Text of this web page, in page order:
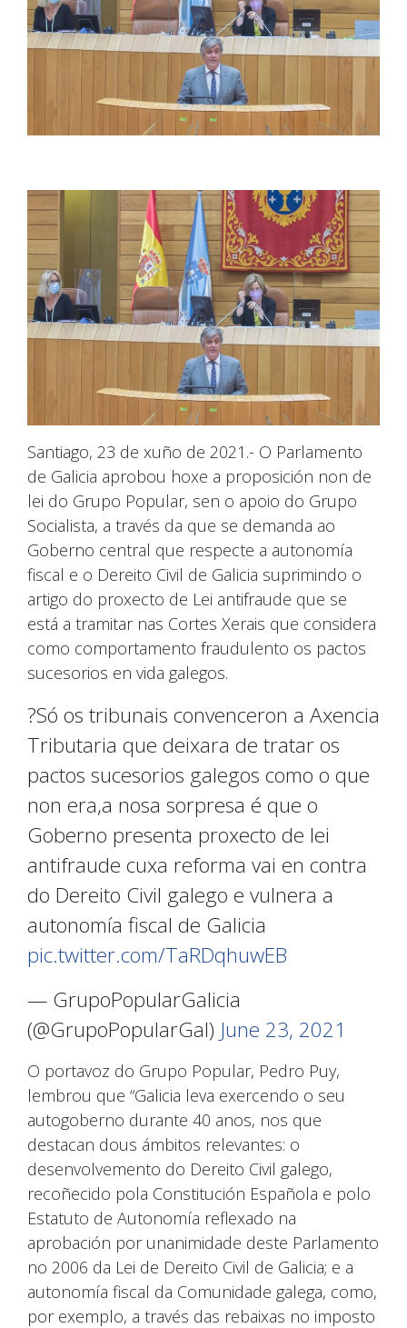
Santiago, 23 de xuño de 2021.- O Parlamento
de Galicia aprobou hoxe a proposición non de
lei do Grupo Popular, sen o apoio do Grupo
Socialista, a través da que se demanda ao
Goberno central que respecte a autonomía
fiscal e o Dereito Civil de Galicia suprimindo o
artigo do proxecto de Lei antifraude que se
está a tramitar nas Cortes Xerais que considera
como comportamento fraudulento os pactos
sucesorios en vida galegos.
?Só os tribunais convenceron a Axencia
Tributaria que deixara de tratar os
pactos sucesorios galegos como o que
non era,a nosa sorpresa é que o
Goberno presenta proxecto de lei
antifraude cuxa reforma vai en contra
do Dereito Civil galego e vulnera a
autonomía fiscal de Galicia
pic.twitter.com/TaRDqhuwEB
— GrupoPopularGalicia
(@GrupoPopularGal) June 23, 2021
O portavoz do Grupo Popular, Pedro Puy,
lembrou que “Galicia leva exercendo o seu
autogoberno durante 40 anos, nos que
destacan dous ámbitos relevantes: o
desenvolvemento do Dereito Civil galego,
recoñecido pola Constitución Española e polo
Estatuto de Autonomía reflexado na
aprobación por unanimidade deste Parlamento
no 2006 da Lei de Dereito Civil de Galicia; e a
autonomía fiscal da Comunidade galega, como,
por exemplo, a través das rebaixas no imposto